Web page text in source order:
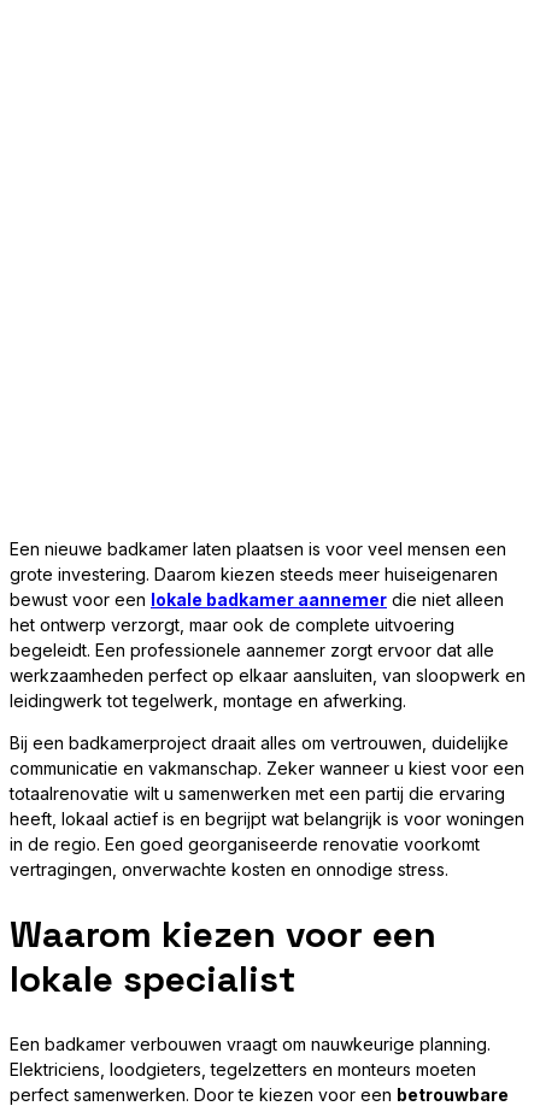
Een nieuwe badkamer laten plaatsen is voor veel mensen een
grote investering. Daarom kiezen steeds meer huiseigenaren
bewust voor een lokale badkamer aannemer die niet alleen
het ontwerp verzorgt, maar ook de complete uitvoering
begeleidt. Een professionele aannemer zorgt ervoor dat alle
werkzaamheden perfect op elkaar aansluiten, van sloopwerk en
leidingwerk tot tegelwerk, montage en afwerking.
Bij een badkamerproject draait alles om vertrouwen, duidelijke
communicatie en vakmanschap. Zeker wanneer u kiest voor een
totaalrenovatie wilt u samenwerken met een partij die ervaring
heeft, lokaal actief is en begrijpt wat belangrijk is voor woningen
in de regio. Een goed georganiseerde renovatie voorkomt
vertragingen, onverwachte kosten en onnodige stress.
Waarom kiezen voor een
lokale specialist
Een badkamer verbouwen vraagt om nauwkeurige planning.
Elektriciens, loodgieters, tegelzetters en monteurs moeten
perfect samenwerken. Door te kiezen voor een betrouwbare